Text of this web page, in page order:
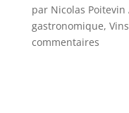
par Nicolas
gastronomique,
commentaires